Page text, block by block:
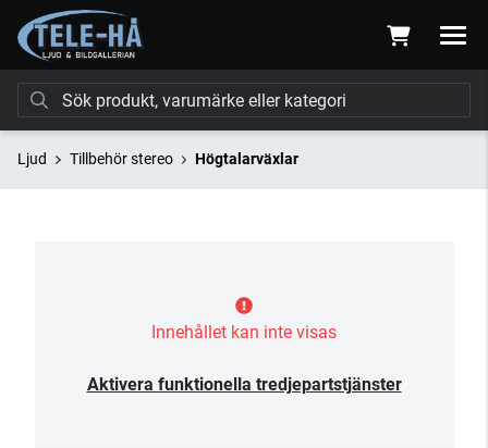
Ljud Tillbehör stereo Högtalarväxlar
Innehållet kan inte visas
Aktivera funktionella tredjepartstjänster